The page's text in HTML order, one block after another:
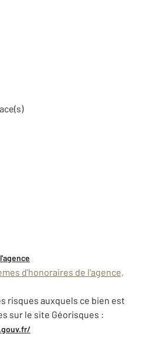
d'honoraires de l'agence,
risques auxquels ce bien est
sur le site Géorisques :